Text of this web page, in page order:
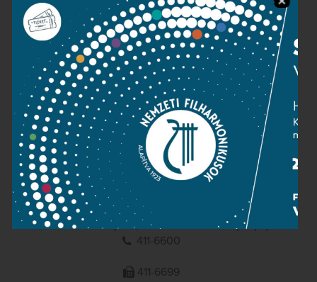
Sajtószoba
Adatvédelem
Impresszum
NEMZETI
FILHARMONIKUSOK
1095 Budapest, Komor Marcell u. 1. (Müpa)
411-6600
411-6699